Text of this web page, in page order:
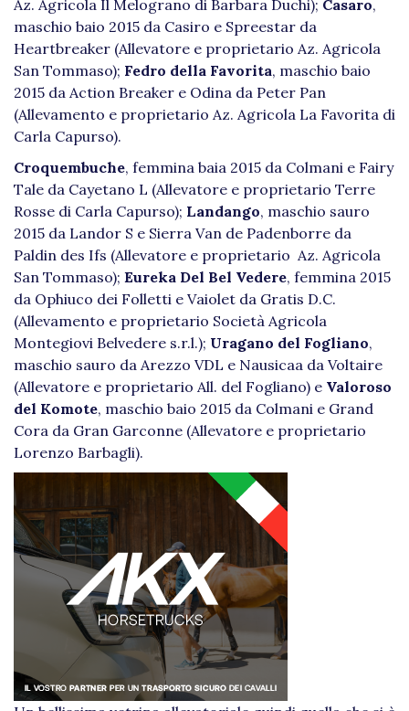
Az. Agricola Il Melograno di Barbara Duchi); Casaro,
maschio baio 2015 da Casiro e Spreestar da
Heartbreaker (Allevatore e proprietario Az. Agricola
San Tommaso); Fedro della Favorita, maschio baio
2015 da Action Breaker e Odina da Peter Pan
(Allevamento e proprietario Az. Agricola La Favorita di
Carla Capurso).
Croquembuche, femmina baia 2015 da Colmani e Fairy
Tale da Cayetano L (Allevatore e proprietario Terre
Rosse di Carla Capurso); Landango, maschio sauro
2015 da Landor S e Sierra Van de Padenborre da
Paldin des Ifs (Allevatore e proprietario Az. Agricola
San Tommaso); Eureka Del Bel Vedere, femmina 2015
da Ophiuco dei Folletti e Vaiolet da Gratis D.C.
(Allevamento e proprietario Società Agricola
Montegiovi Belvedere s.r.l.); Uragano del Fogliano,
maschio sauro da Arezzo VDL e Nausicaa da Voltaire
(Allevatore e proprietario All. del Fogliano) e Valoroso
del Komote, maschio baio 2015 da Colmani e Grand
Cora da Gran Garconne (Allevatore e proprietario
Lorenzo Barbagli).